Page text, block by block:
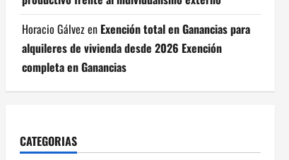
Horacio Gálvezen Exención total en Ganancias para
alquileres de vivienda desde 2026 Exención
completa en Ganancias
CATEGORIAS